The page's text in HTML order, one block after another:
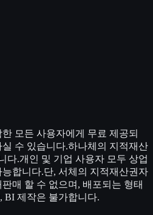
모든 사용자에게 무료 제공되
수 있습니다.하나체의 지적재산
다.개인 및 기업 사용자 모두 상업
합니다.단, 서체의 지적재산권자
매 할 수 없으며, 배포되는 형태
BI 제작은 불가합니다.